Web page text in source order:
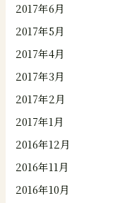
2017年6月
2017年5月
2017年4月
2017年3月
2017年2月
2017年1月
2016年12月
2016年11月
2016年10月